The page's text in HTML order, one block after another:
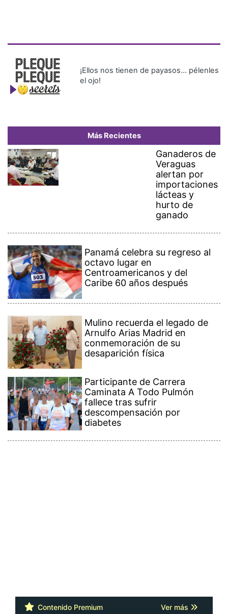
¡Ellos nos tienen de payasos… pélenles
el ojo!
Más Recientes
Ganaderos de
Veraguas
alertan por
importaciones
lácteas y
hurto de
ganado
Panamá celebra su regreso al
octavo lugar en
Centroamericanos y del
Caribe 60 años después
Mulino recuerda el legado de
Arnulfo Arias Madrid en
conmemoración de su
desaparición física
Participante de Carrera
Caminata A Todo Pulmón
fallece tras sufrir
descompensación por
diabetes
Contenido Premium Ver más